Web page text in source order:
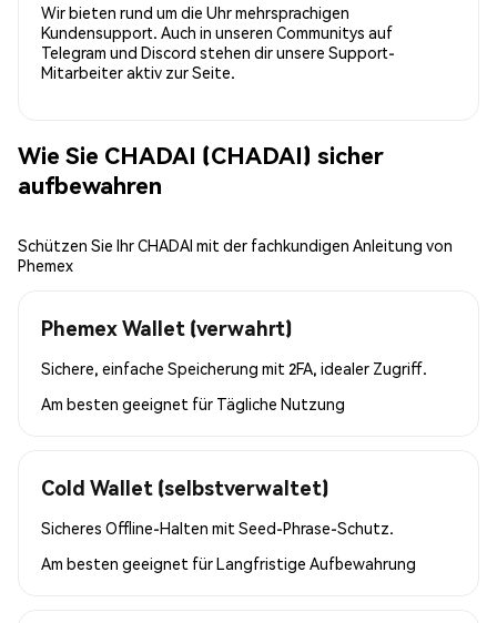
Wir bieten rund um die Uhr mehrsprachigen
Kundensupport. Auch in unseren Communitys auf
Telegram und Discord stehen dir unsere Support-
Mitarbeiter aktiv zur Seite.
Wie Sie CHADAI (CHADAI) sicher
aufbewahren
Schützen Sie Ihr CHADAI mit der fachkundigen Anleitung von
Phemex
Phemex Wallet (verwahrt)
Sichere, einfache Speicherung mit 2FA, idealer Zugriff.
Am besten geeignet für Tägliche Nutzung
Cold Wallet (selbstverwaltet)
Sicheres Offline-Halten mit Seed-Phrase-Schutz.
Am besten geeignet fürLangfristige Aufbewahrung